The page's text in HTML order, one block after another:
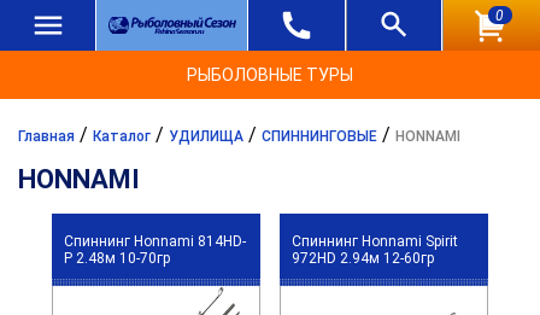
0
РЫБОЛОВНЫЕ ТУРЫ
Главная / Каталог / УДИЛИЩА / СПИННИНГОВЫЕ / HONNAMI
HONNAMI
Спиннинг Honnami 814HD-
P 2.48м 10-70гр
Спиннинг Honnami Spirit
972HD 2.94м 12-60гр